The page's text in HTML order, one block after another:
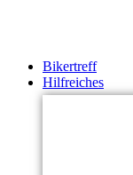
Bikertreff
Hilfreiches